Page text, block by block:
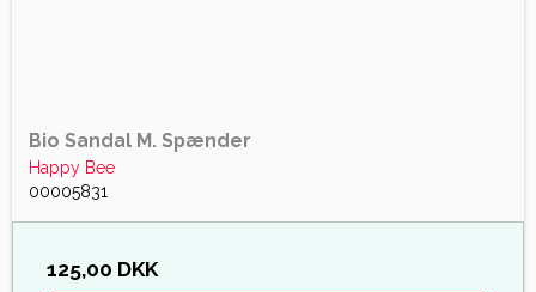
Bio Sandal M. Spænder
Happy Bee
00005831
125,00 DKK